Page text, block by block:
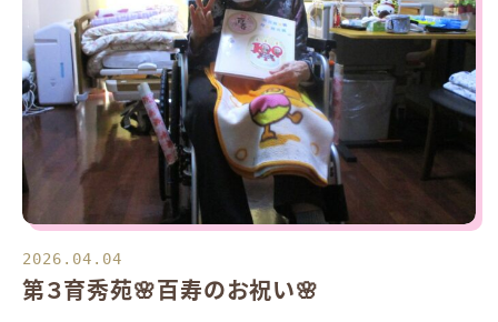
2026.04.04
第３育秀苑🌸百寿のお祝い🌸